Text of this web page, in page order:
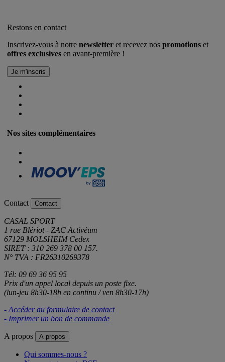
Restons en contact
Inscrivez-vous à notre newsletter et recevez nos promotions et
offres exclusives en avant-première !
Nos sites complémentaires
Contact Contact
CASAL SPORT
1 rue Blériot - ZAC Activéum
67129 MOLSHEIM Cedex
SIRET : 310 269 378 00 157.
N° TVA : FR26310269378
Tél: 09 69 36 95 95
Prix d'un appel local depuis un poste fixe.
(lun-jeu 8h30-18h en continu / ven 8h30-17h)
- Accéder au formulaire de contact
- Imprimer un bon de commande
A propos A propos
Qui sommes-nous ?